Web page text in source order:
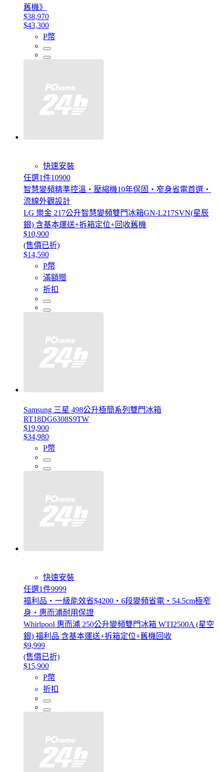
舊機》
$38,970
$43,300
P幣
快速安裝
任選1件10900
智慧變頻精準控溫・壓縮機10年保固・窄身省電首選・
流線外觀設計
LG 樂金 217公升智慧變頻雙門冰箱GN-L217SVN(星辰
銀) 含基本運送+拆箱定位+回收舊機
$10,900
(售價已折)
$14,590
P幣
滿額贈
折扣
Samsung 三星 498公升極簡系列雙門冰箱
RT18DG6308S9TW
$19,900
$34,980
P幣
快速安裝
任選1件9999
福利品・一級能效省$4200・6段變頻省電・54.5cm極窄
身・惠而浦耐用保證
Whirlpool 惠而浦 250公升變頻雙門冰箱 WTI2500A (星空
銀) 福利品 含基本運送+拆箱定位+舊機回收
$9,999
(售價已折)
$15,900
P幣
折扣